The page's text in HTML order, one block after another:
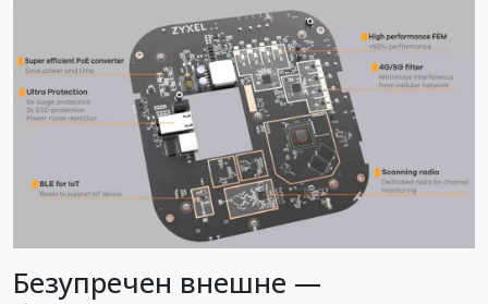
Безупречен внешне —